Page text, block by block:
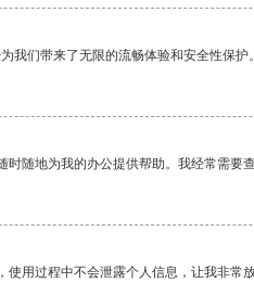
我们带来了无限的流畅体验和安全性保护。
时随地为我的办公提供帮助。我经常需要
用过程中不会泄露个人信息，让我非常放